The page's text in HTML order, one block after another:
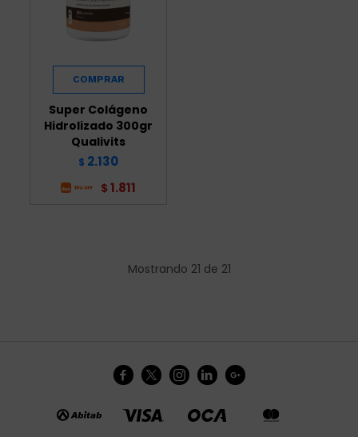
Super Colágeno
Hidrolizado 300gr
Qualivits
$ 2.130
$ 1.811
Mostrando 21 de 21
    